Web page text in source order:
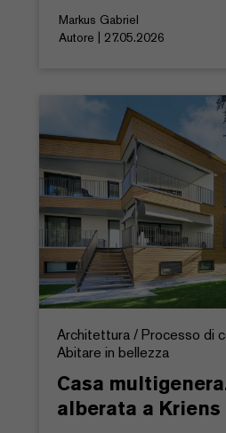
Markus Gabriel
Autore | 27.05.2026
Architettura / Processo di
Abitare in bellezza
Casa
alberata a Kriens